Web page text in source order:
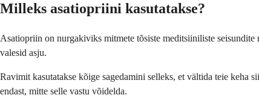
Milleks asatiopriini kasutatakse?
Asatiopriin on nurgakiviks mitmete tõsiste meditsiiniliste
valesid asju.
Ravimit kasutatakse kõige sagedamini selleks, et vältida teie keha
endast, mitte selle vastu võidelda.